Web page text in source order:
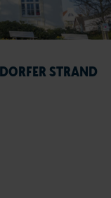
STRAND